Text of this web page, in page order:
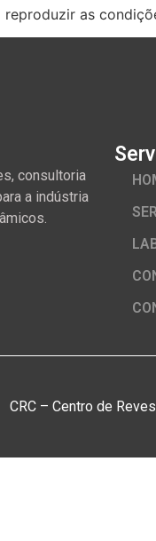
as
consultoria
a indústria
CRC – Centro de